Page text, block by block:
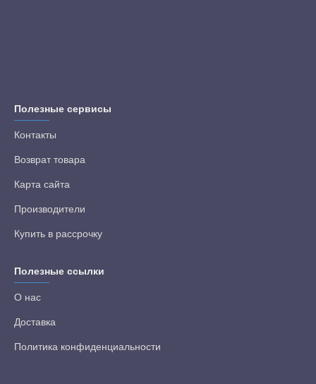
Полезные сервисы
Контакты
Возврат товара
Карта сайта
Производители
Купить в рассрочку
Полезные ссылки
О нас
Доставка
Политика конфиденциальности